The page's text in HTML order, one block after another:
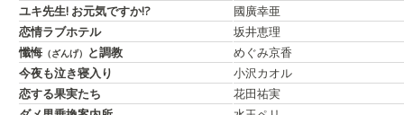
ユキ先生! お元気ですか!?
國廣幸亜
恋情ラブホテル
坂井恵理
懺悔 （ざんげ） と調教
めぐみ京香
今夜も泣き寝入り
小沢カオル
恋する果実たち
花田祐実